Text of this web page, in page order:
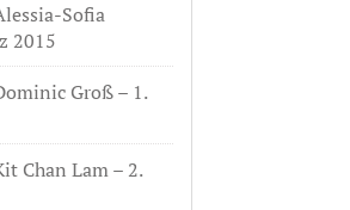
Sofia
2015
Groß – 1.
Chan Lam – 2.